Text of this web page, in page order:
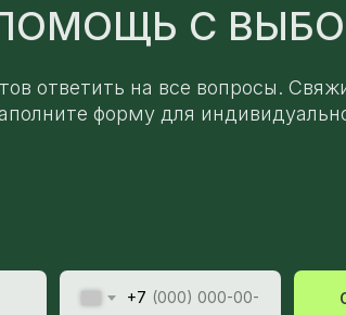
С
ответить на все вопросы.
форму для
+7